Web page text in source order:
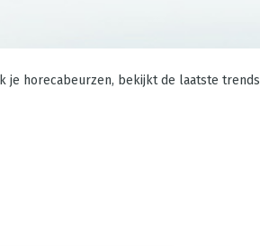
je horecabeurzen, bekijkt de laatste